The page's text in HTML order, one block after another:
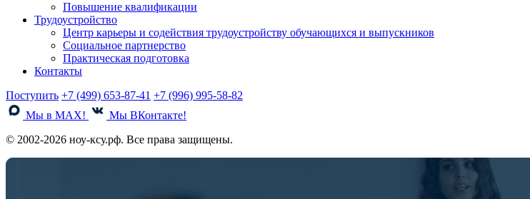
Повышение квалификации
Трудоустройство
Центр карьеры и содействия трудоустройству обучающихся и выпускников
Социальное партнерство
Практическая подготовка
Контакты
Поступить +7 (499) 653-87-41 +7 (996) 995-58-82
Мы в MAX!
Мы ВКонтакте!
© 2002-2026 ноу-ксу.рф. Все права защищены.